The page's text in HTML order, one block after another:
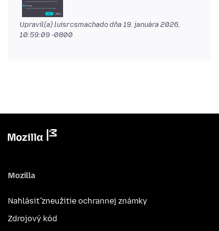
Upravil(a) luisrcsmachado dňa 19. januára 2026,
10:59:09 -0800
Mozilla
Nahlásiť zneužitie ochrannej známky
Zdrojový kód